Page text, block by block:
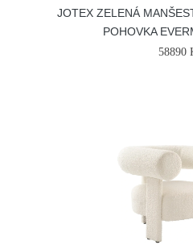
JOTEX ZELENÁ
POHOVKA
58890